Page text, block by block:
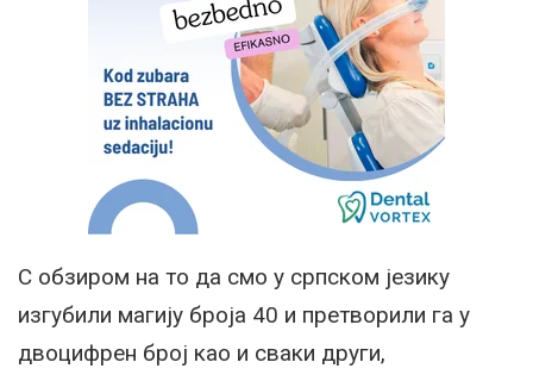
С обзиром на то да смо у српском језику
изгубили магију броја 40 и претворили га у
двоцифрен број као и сваки други,